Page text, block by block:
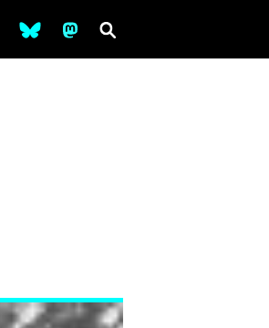
bsky ms